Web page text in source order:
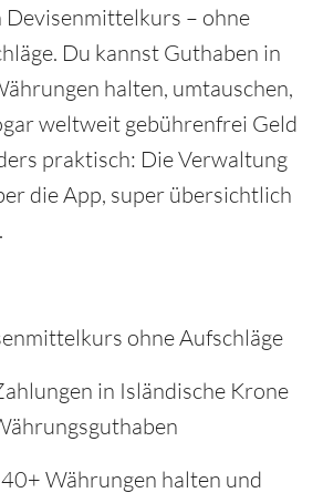
Devisenmittelkurs – ohne
Du kannst Guthaben in
halten, umtauschen,
weltweit gebührenfrei Geld
praktisch: Die Verwaltung
die App, super übersichtlich
ohne Aufschläge
in Isländische Krone
Währungen halten und